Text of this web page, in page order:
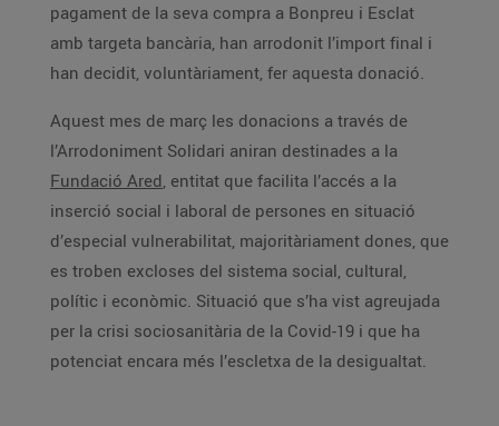
pagament de la seva compra a Bonpreu i Esclat
amb targeta bancària, han arrodonit l’import final i
han decidit, voluntàriament, fer aquesta donació.
Aquest mes de març les donacions a través de
l’Arrodoniment Solidari aniran destinades a la
Fundació Ared, entitat que facilita l’accés a la
inserció social i laboral de persones en situació
d’especial vulnerabilitat, majoritàriament dones, que
es troben excloses del sistema social, cultural,
polític i econòmic. Situació que s’ha vist agreujada
per la crisi sociosanitària de la Covid-19 i que ha
potenciat encara més l’escletxa de la desigualtat.